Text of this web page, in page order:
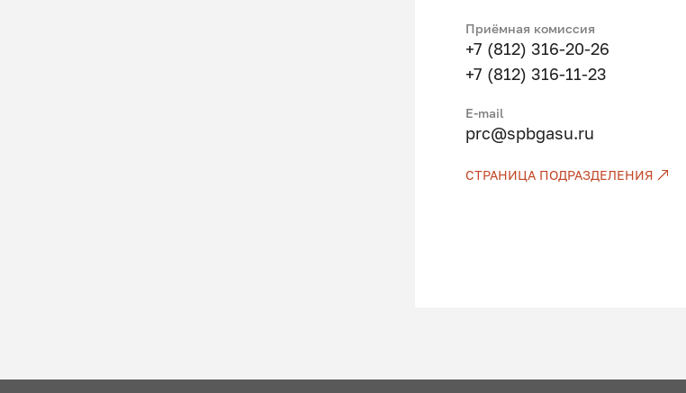
Приёмная комиссия
+7 (812) 316-20-26
+7 (812) 316-11-23
E-mail
prc@spbgasu.ru
СТРАНИЦА ПОДРАЗДЕЛЕНИЯ